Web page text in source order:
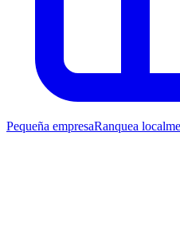
Pequeña empresaRanquea